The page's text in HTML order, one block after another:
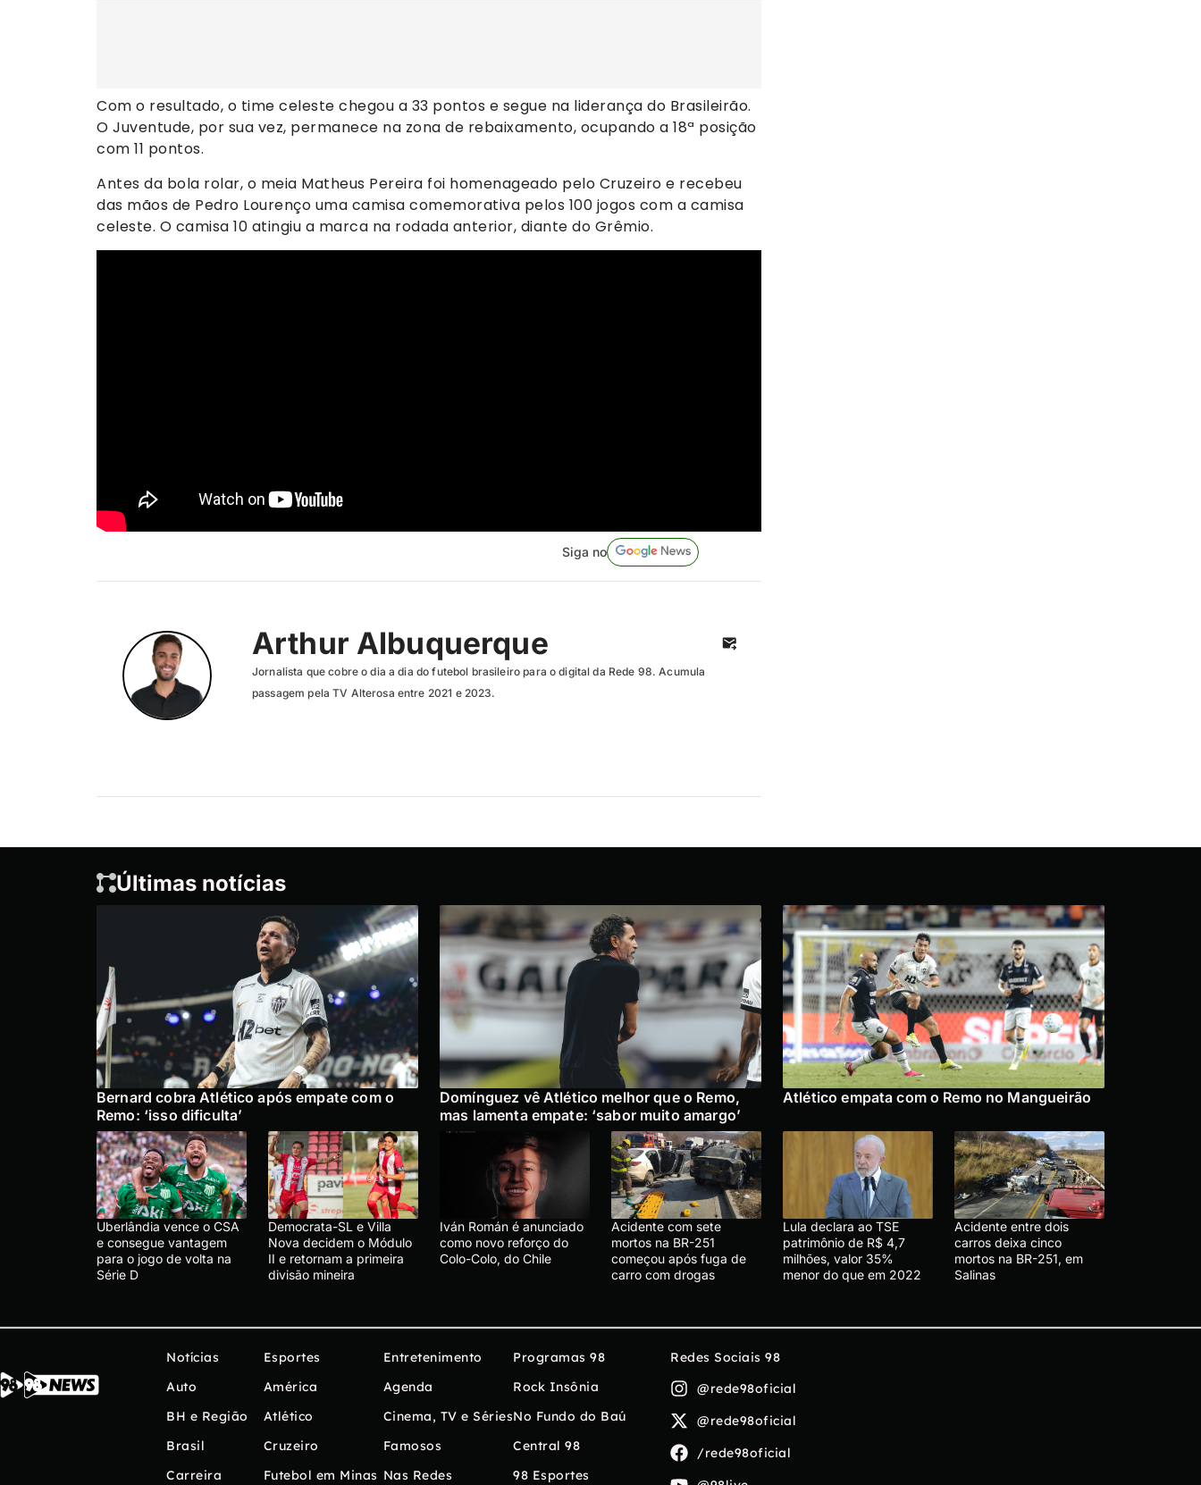
Com o resultado, o time celeste chegou a 33 pontos e segue na liderança do Brasileirão.
O Juventude, por sua vez, permanece na zona de rebaixamento, ocupando a 18ª posição
com 11 pontos.
Antes da bola rolar, o meia Matheus Pereira foi homenageado pelo Cruzeiro e recebeu
das mãos de Pedro Lourenço uma camisa comemorativa pelos 100 jogos com a camisa
celeste. O camisa 10 atingiu a marca na rodada anterior, diante do Grêmio.
Siga no
Arthur Albuquerque
Jornalista que cobre o dia a dia do futebol brasileiro para o digital da Rede 98. Acumula
passagem pela TV Alterosa entre 2021 e 2023.
Últimas notícias
Bernard cobra Atlético após empate com o
Remo: ‘isso dificulta’
Domínguez vê Atlético melhor que o Remo,
mas lamenta empate: ‘sabor muito amargo’
Atlético empata com o Remo no Mangueirão
Uberlândia vence o CSA
e consegue vantagem
para o jogo de volta na
Série D
Democrata-SL e Villa
Nova decidem o Módulo
II e retornam a primeira
divisão mineira
Iván Román é anunciado
como novo reforço do
Colo-Colo, do Chile
Acidente com sete
mortos na BR-251
começou após fuga de
carro com drogas
Lula declara ao TSE
patrimônio de R$ 4,7
milhões, valor 35%
menor do que em 2022
Acidente entre dois
carros deixa cinco
mortos na BR-251, em
Salinas
Notícias
Auto
BH e Região
Brasil
Carreira
Esportes
América
Atlético
Cruzeiro
Futebol em Minas
Entretenimento
Agenda
Cinema, TV e Séries
Famosos
Nas Redes
Programas 98
Rock Insônia
No Fundo do Baú
Central 98
98 Esportes
Redes Sociais 98
@rede98oficial
@rede98oficial
/rede98oficial